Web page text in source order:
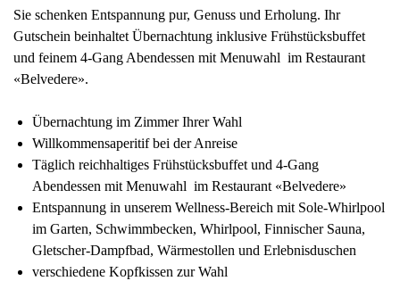
Sie schenken Entspannung pur, Genuss und Erholung. Ihr
Gutschein beinhaltet Übernachtung inklusive Frühstücksbuffet
und feinem 4-Gang Abendessen mit Menuwahl im Restaurant
«Belvedere».
Übernachtung im Zimmer Ihrer Wahl
Willkommensaperitif bei der Anreise
Täglich reichhaltiges Frühstücksbuffet und 4-Gang
Abendessen mit Menuwahl im Restaurant «Belvedere»
Entspannung in unserem Wellness-Bereich mit Sole-Whirlpool
im Garten, Schwimmbecken, Whirlpool, Finnischer Sauna,
Gletscher-Dampfbad, Wärmestollen und Erlebnisduschen
verschiedene Kopfkissen zur Wahl